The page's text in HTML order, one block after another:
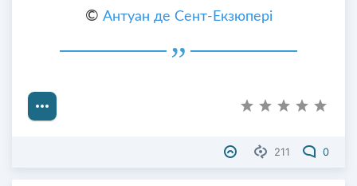
© Антуан де Сент-Екзюпері
211 0